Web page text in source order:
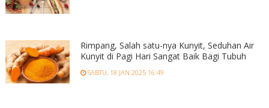
Rimpang, Salah satu-nya Kunyit, Seduhan Air
Kunyit di Pagi Hari Sangat Baik Bagi Tubuh
SABTU, 18 JAN 2025 16:49